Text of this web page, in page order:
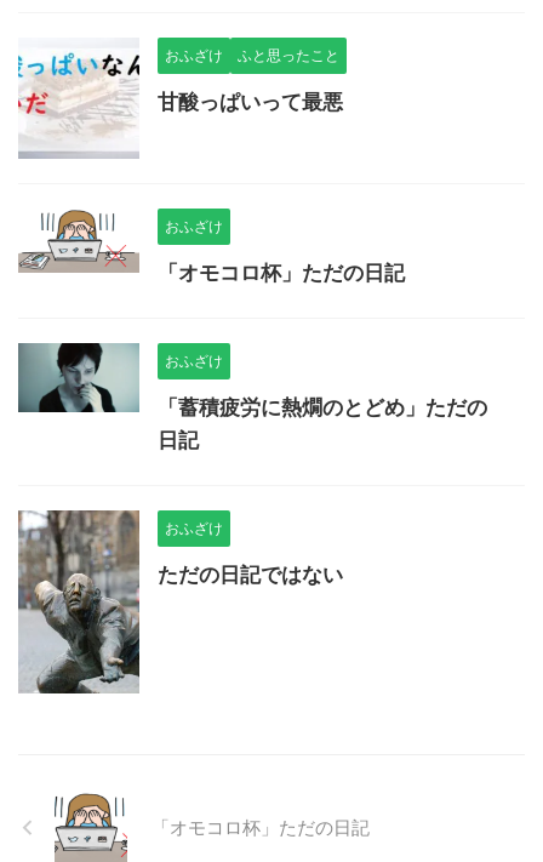
おふざけ ふと思ったこと
甘酸っぱいって最悪
おふざけ
「オモコロ杯」ただの日記
おふざけ
「蓄積疲労に熱燗のとどめ」ただの
日記
おふざけ
ただの日記ではない
「オモコロ杯」ただの日記